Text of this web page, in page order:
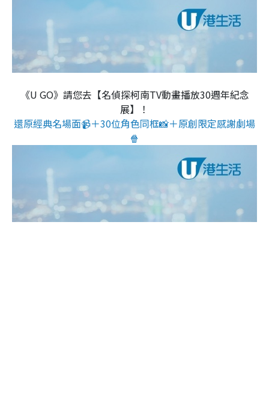
《U GO》請您去【名偵探柯南TV動畫播放30週年紀念
展】！
還原經典名場面📹＋30位角色同框📸＋原創限定感謝劇場
🍿